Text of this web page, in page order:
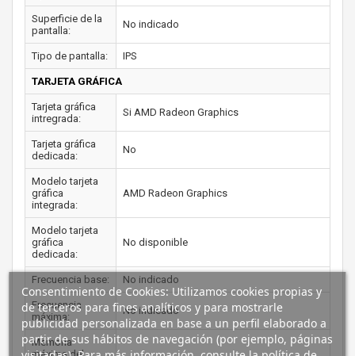
Superficie de la
pantalla:
No indicado
Tipo de pantalla: IPS
TARJETA GRÁFICA
Tarjeta gráfica
intregrada:
Si AMD Radeon Graphics
Tarjeta gráfica
dedicada:
No
Modelo tarjeta
gráfica
integrada:
AMD Radeon Graphics
Modelo tarjeta
gráfica
dedicada:
No disponible
Frecuencia base: No indicado
Frecuencia
máxima:
No indicado
Memoria
Consentimiento de Cookies: Utilizamos cookies propias y
de terceros para fines analíticos y para mostrarle
publicidad personalizada en base a un perfil elaborado a
partir de sus hábitos de navegación (por ejemplo, páginas